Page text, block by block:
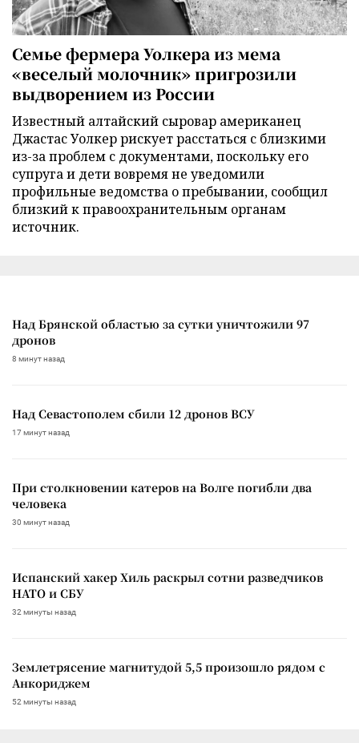
Семье фермера Уолкера из мема
«веселый молочник» пригрозили
выдворением из России
Известный алтайский сыровар американец
Джастас Уолкер рискует расстаться с близкими
из-за проблем с документами, поскольку его
супруга и дети вовремя не уведомили
профильные ведомства о пребывании, сообщил
близкий к правоохранительным органам
источник.
Над Брянской областью за сутки уничтожили 97
дронов
8 минут назад
Над Севастополем сбили 12 дронов ВСУ
17 минут назад
При столкновении катеров на Волге погибли два
человека
30 минут назад
Испанский хакер Хиль раскрыл сотни разведчиков
НАТО и СБУ
32 минуты назад
Землетрясение магнитудой 5,5 произошло рядом с
Анкориджем
52 минуты назад